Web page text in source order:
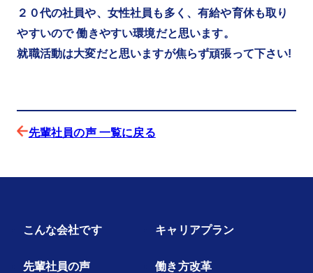
２０代の社員や、女性社員も多く、有給や育休も取り
やすいので 働きやすい環境だと思います。
就職活動は大変だと思いますが焦らず頑張って下さい!
先輩社員の声 一覧に戻る
こんな会社です
先輩社員の声
キャリアプラン
働き方改革